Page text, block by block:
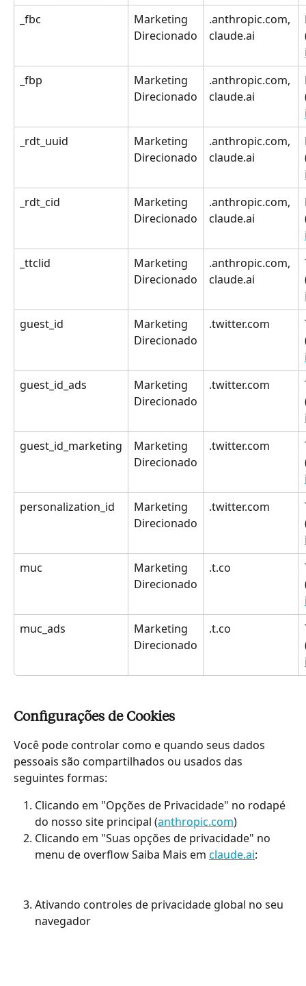
_fbc
Marketing
Direcionado
.anthropic.com,
claude.ai
_fbp
Marketing
Direcionado
.anthropic.com,
claude.ai
_rdt_uuid
Marketing
Direcionado
.anthropic.com,
claude.ai
_rdt_cid
Marketing
Direcionado
.anthropic.com,
claude.ai
_ttclid
Marketing
Direcionado
.anthropic.com,
claude.ai
guest_id
Marketing
Direcionado
.twitter.com
guest_id_ads
Marketing
Direcionado
.twitter.com
guest_id_marketing
Marketing
Direcionado
.twitter.com
personalization_id
Marketing
Direcionado
.twitter.com
muc
Marketing
Direcionado
.t.co
muc_ads
Marketing
Direcionado
.t.co
Configurações de Cookies
Você pode controlar como e quando seus dados
pessoais são compartilhados ou usados das
seguintes formas:
Clicando em "Opções de Privacidade" no rodapé
do nosso site principal (anthropic.com)
Clicando em "Suas opções de privacidade" no
menu de overflow Saiba Mais em claude.ai:
Ativando controles de privacidade global no seu
navegador